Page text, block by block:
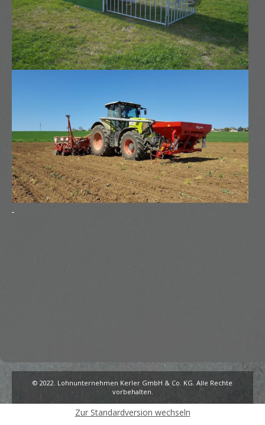
© 2022. Lohnunternehmen Kerler GmbH & Co. KG. Alle Rechte
vorbehalten.
Zur Standardversion wechseln